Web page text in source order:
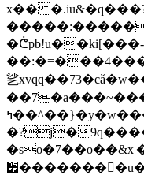
x��
�ᕧpb!u��ki[���-
乷
ߤ��^��}�y�w������e~��{_��7��}
�?j�
׿�������󳗾�u��ë_ԏ�a��������7��������$&!